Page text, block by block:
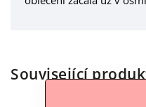
Související